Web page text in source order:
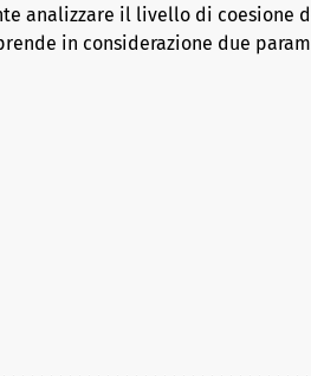
analizzare il livello di coesione
in considerazione due